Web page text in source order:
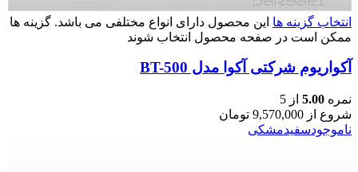
انتخاب گزینه ها این محصول دارای انواع مختلفی می باشد. گزینه ها
ممکن است در صفحه محصول انتخاب شوند
آکواریوم شرکتی آکوا مدل BT-500
نمره 5.00 از 5
شروع از 9,570,000 تومان
ناموجودسفیدمشکی